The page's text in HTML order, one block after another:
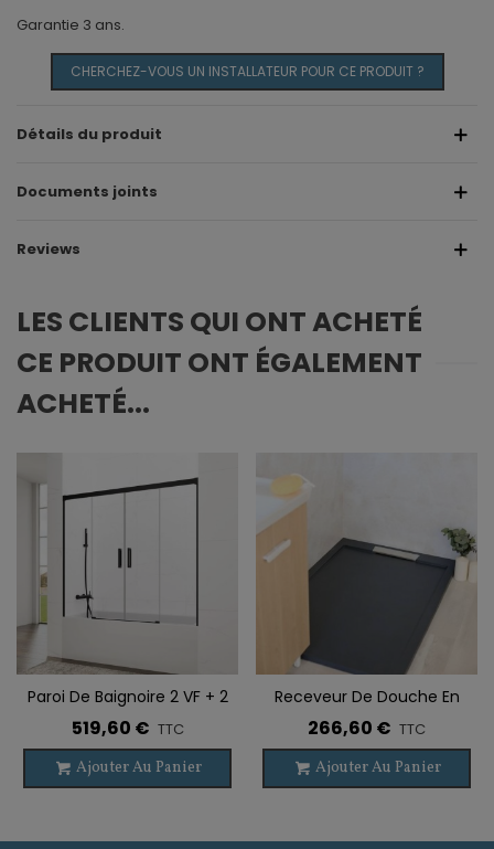
Garantie 3 ans.
CHERCHEZ-VOUS UN INSTALLATEUR POUR CE PRODUIT ?
Détails du produit
Documents joints
Reviews
LES CLIENTS QUI ONT ACHETÉ
CE PRODUIT ONT ÉGALEMENT
ACHETÉ...
Paroi De Baignoire 2 VF + 2
PC BASIC SPAZIO NOIR
519,60 € TTC
Ajouter Au Panier
Receveur De Douche En
Résine CALAIS
266,60 € TTC
Ajouter Au Panier